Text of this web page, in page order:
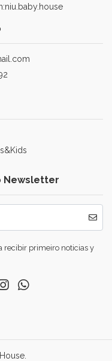
Newsletter
recibir primeiro noticias y